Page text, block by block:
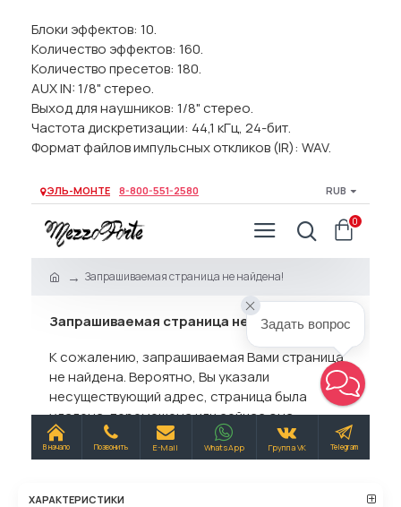
Блоки эффектов: 10.
Количество эффектов: 160.
Количество пресетов: 180.
AUX IN: 1/8" стерео.
Выход для наушников: 1/8" стерео.
Частота дискретизации: 44,1 кГц, 24-бит.
Формат файлов импульсных откликов (IR): WAV.
ХАРАКТЕРИСТИКИ